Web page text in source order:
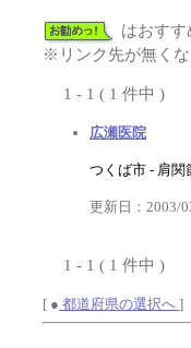
はおすす
※リンク先が無く
1 - 1 ( 1 件中 )
広瀬医院
つくば市 - 肩関
更新日：2003/
1 - 1 ( 1 件中 )
[ ● 都道府県の選択へ